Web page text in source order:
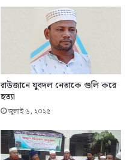
রাউজানে যুবদল নেতাকে গুলি করে
হত্যা
জুলাই ৬, ২০২৫